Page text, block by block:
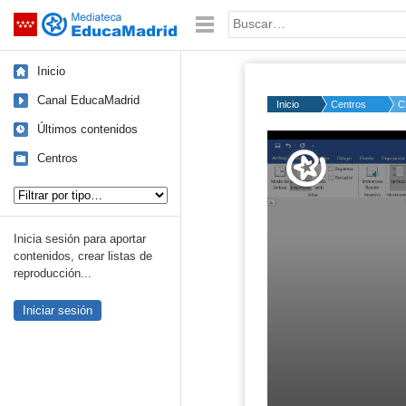
Saltar navegación Palabra o frase:
Inicio
Canal EducaMadrid
Últimos contenidos
Centros
Inicia sesión para aportar
contenidos, crear listas de
reproducción...
Iniciar sesión
Inicio Centros
Volume
50%